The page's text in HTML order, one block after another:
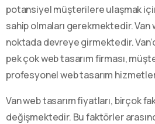
potansiyel müşterilere ulaşmak
sahip olmaları gerekmektedir. Van
noktada devreye girmektedir.
pek çok web tasarım firması,
profesyonel web tasarım
Van web tasarım fiyatları, birçok
değişmektedir. Bu faktörler